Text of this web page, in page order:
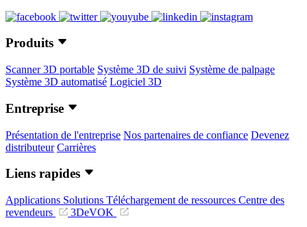
Produits
Scanner 3D portable Système 3D de suivi Système de palpage
Système 3D automatisé Logiciel 3D
Entreprise
Présentation de l'entreprise Nos partenaires de confiance Devenez
distributeur Carrières
Liens rapides
Applications Solutions Téléchargement de ressources Centre des
revendeurs
3DeVOK